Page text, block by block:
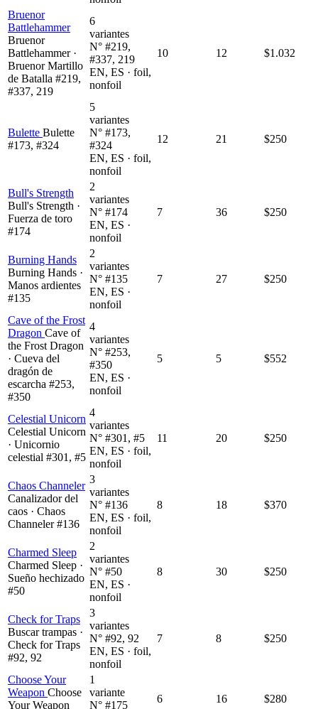
Bruenor
Battlehammer
Bruenor
Battlehammer ·
Bruenor Martillo
de Batalla #219,
#337, 219
6
variantes
N° #219,
#337, 219
EN, ES · foil,
nonfoil
10 12 $1.032
Bulette Bulette
#173, #324
5
variantes
N° #173,
#324
EN, ES · foil,
nonfoil
12 21 $250
Bull's Strength
Bull's Strength ·
Fuerza de toro
#174
2
variantes
N° #174
EN, ES ·
nonfoil
7 36 $250
Burning Hands
Burning Hands ·
Manos ardientes
#135
2
variantes
N° #135
EN, ES ·
nonfoil
7 27 $250
Cave of the Frost
Dragon Cave of
the Frost Dragon
· Cueva del
dragón de
escarcha #253,
#350
4
variantes
N° #253,
#350
EN, ES ·
nonfoil
5 5 $552
Celestial Unicorn
Celestial Unicorn
· Unicornio
celestial #301, #5
4
variantes
N° #301, #5
EN, ES · foil,
nonfoil
11 20 $250
Chaos Channeler
Canalizador del
caos · Chaos
Channeler #136
3
variantes
N° #136
EN, ES · foil,
nonfoil
8 18 $370
Charmed Sleep
Charmed Sleep ·
Sueño hechizado
#50
2
variantes
N° #50
EN, ES ·
nonfoil
8 30 $250
Check for Traps
Buscar trampas ·
Check for Traps
#92, 92
3
variantes
N° #92, 92
EN, ES · foil,
nonfoil
7 8 $250
Choose Your
Weapon Choose
Your Weapon
1
variante
N° #175
6 16 $280